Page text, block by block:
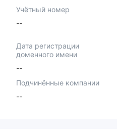
Учётный номер
--
Дата регистрации
доменного имени
--
Подчинённые компании
--